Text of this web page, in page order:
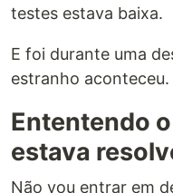
testes estava baixa.
E foi durante uma
estranho aconteceu.
Ententendo
estava
Não vou entrar em